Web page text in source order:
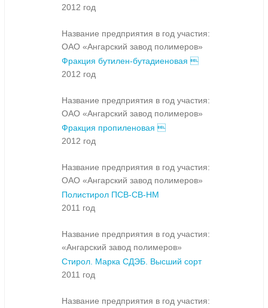
2012 год
Название предприятия в год участия:
ОАО «Ангарский завод полимеров»
Фракция бутилен-бутадиеновая 
2012 год
Название предприятия в год участия:
ОАО «Ангарский завод полимеров»
Фракция пропиленовая 
2012 год
Название предприятия в год участия:
ОАО «Ангарский завод полимеров»
Полистирол ПСВ-СВ-НМ
2011 год
Название предприятия в год участия:
«Ангарский завод полимеров»
Стирол. Марка СДЭБ. Высший сорт
2011 год
Название предприятия в год участия: